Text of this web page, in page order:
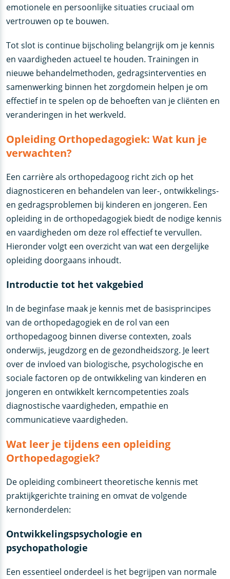
emotionele en persoonlijke situaties cruciaal om
vertrouwen op te bouwen.
Tot slot is continue bijscholing belangrijk om je kennis
en vaardigheden actueel te houden. Trainingen in
nieuwe behandelmethoden, gedragsinterventies en
samenwerking binnen het zorgdomein helpen je om
effectief in te spelen op de behoeften van je cliënten en
veranderingen in het werkveld.
Opleiding Orthopedagogiek: Wat kun je
verwachten?
Een carrière als orthopedagoog richt zich op het
diagnosticeren en behandelen van leer-, ontwikkelings-
en gedragsproblemen bij kinderen en jongeren. Een
opleiding in de orthopedagogiek biedt de nodige kennis
en vaardigheden om deze rol effectief te vervullen.
Hieronder volgt een overzicht van wat een dergelijke
opleiding doorgaans inhoudt.
Introductie tot het vakgebied
In de beginfase maak je kennis met de basisprincipes
van de orthopedagogiek en de rol van een
orthopedagoog binnen diverse contexten, zoals
onderwijs, jeugdzorg en de gezondheidszorg. Je leert
over de invloed van biologische, psychologische en
sociale factoren op de ontwikkeling van kinderen en
jongeren en ontwikkelt kerncompetenties zoals
diagnostische vaardigheden, empathie en
communicatieve vaardigheden.
Wat leer je tijdens een opleiding
Orthopedagogiek?
De opleiding combineert theoretische kennis met
praktijkgerichte training en omvat de volgende
kernonderdelen:
Ontwikkelingspsychologie en
psychopathologie
Een essentieel onderdeel is het begrijpen van normale